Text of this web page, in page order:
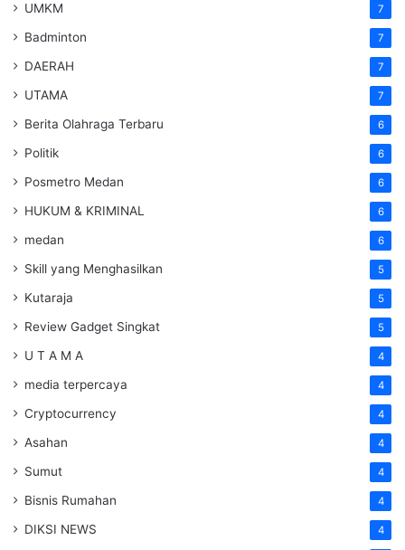
UMKM 7
Badminton 7
DAERAH 7
UTAMA 7
Berita Olahraga Terbaru 6
Politik 6
Posmetro Medan 6
HUKUM & KRIMINAL 6
medan 6
Skill yang Menghasilkan 5
Kutaraja 5
Review Gadget Singkat 5
U T A M A 4
media terpercaya 4
Cryptocurrency 4
Asahan 4
Sumut 4
Bisnis Rumahan 4
DIKSI NEWS 4